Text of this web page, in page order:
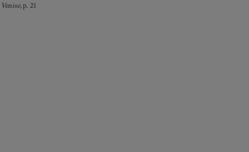
,p. 21